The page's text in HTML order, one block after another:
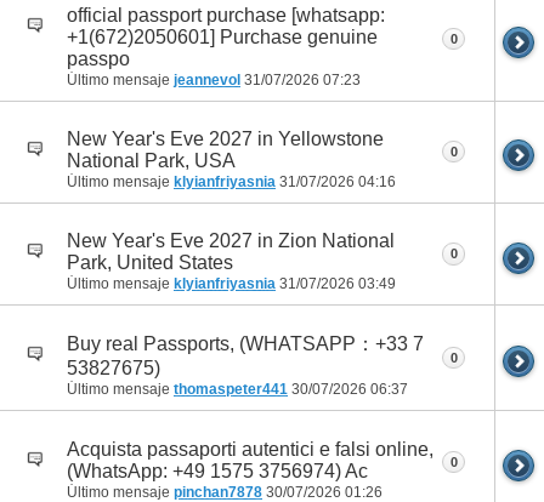
official passport purchase [whatsapp:
+1(672)2050601] Purchase genuine
passpo
Último mensaje jeannevol 31/07/2026 07:23
0
New Year's Eve 2027 in Yellowstone
National Park, USA
Último mensaje klyianfriyasnia 31/07/2026 04:16
0
New Year's Eve 2027 in Zion National
Park, United States
Último mensaje klyianfriyasnia 31/07/2026 03:49
0
Buy real Passports, (WHATSAPP：+33 7
53827675)
Último mensaje thomaspeter441 30/07/2026 06:37
0
Acquista passaporti autentici e falsi online,
(WhatsApp: +49 1575 3756974) Ac
Último mensaje pinchan7878 30/07/2026 01:26
0